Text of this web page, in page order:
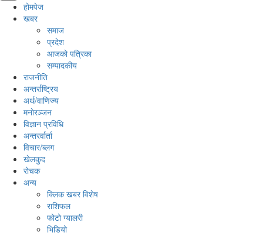
होमपेज
खबर
समाज
प्रदेश
आजको पत्रिका
सम्पादकीय
राजनीति
अन्तर्राष्ट्रिय
अर्थ/वाणिज्य
मनाेरञ्जन
विज्ञान प्रविधि
अन्तरर्वार्ता
विचार/ब्लग
खेलकुद
रोचक
अन्य
क्लिक खबर विशेष
राशिफल
फोटो ग्यालरी
भिडियो